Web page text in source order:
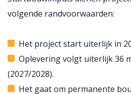
volgende randvoorwaarden:
Het project start uiterlijk in
Oplevering volgt uiterlijk 36
(2027/2028).
Het gaat om permanente